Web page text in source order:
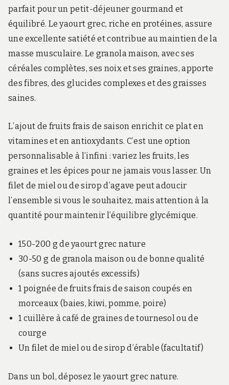
parfait pour un petit-déjeuner gourmand et
équilibré. Le yaourt grec, riche en protéines, assure
une excellente satiété et contribue au maintien de la
masse musculaire. Le granola maison, avec ses
céréales complètes, ses noix et ses graines, apporte
des fibres, des glucides complexes et des graisses
saines.
L’ajout de fruits frais de saison enrichit ce plat en
vitamines et en antioxydants. C’est une option
personnalisable à l’infini : variez les fruits, les
graines et les épices pour ne jamais vous lasser. Un
filet de miel ou de sirop d’agave peut adoucir
l’ensemble si vous le souhaitez, mais attention à la
quantité pour maintenir l’équilibre glycémique.
150-200 g de yaourt grec nature
30-50 g de granola maison ou de bonne qualité
(sans sucres ajoutés excessifs)
1 poignée de fruits frais de saison coupés en
morceaux (baies, kiwi, pomme, poire)
1 cuillère à café de graines de tournesol ou de
courge
Un filet de miel ou de sirop d’érable (facultatif)
Dans un bol, déposez le yaourt grec nature.